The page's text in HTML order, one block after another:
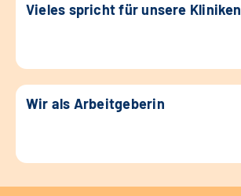
Vieles spricht für unsere Kliniken
Wir als Arbeitgeberin